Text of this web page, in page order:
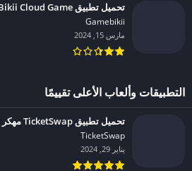
تحميل تطبيق Bikii Cloud Game مهكر للاندرويد 2024
Gamebikii‏
مارس 15, 2024
التطبيقات وألعاب الأعلى تقييمًا
تحميل تطبيق TicketSwap مهكر للاندرويد 2024
TicketSwap‏
يناير 29, 2024